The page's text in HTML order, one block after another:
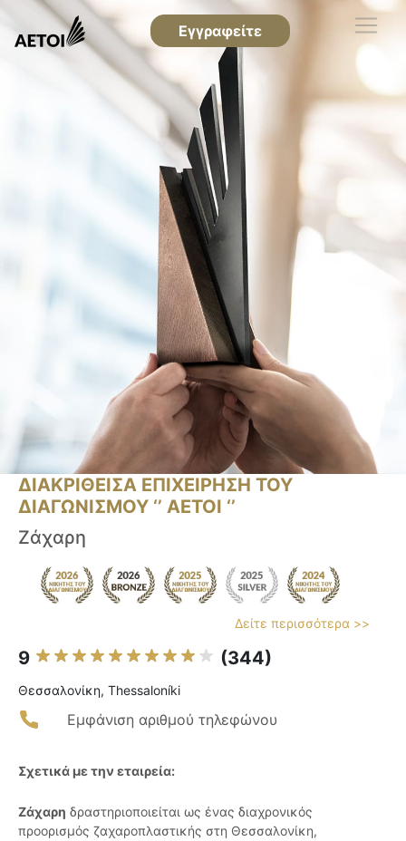
Εγγραφείτε
ΔΙΑΚΡΙΘΕΙΣΑ ΕΠΙΧΕΙΡΗΣΗ ΤΟΥ
ΔΙΑΓΩΝΙΣΜΟΥ ‘’ ΑΕΤΟΙ ‘’
Ζάχαρη
Δείτε περισσότερα >>
9 (344)
Θεσσαλονίκη, Thessaloníki
Εμφάνιση αριθμού τηλεφώνου
Σχετικά με την εταιρεία:
Ζάχαρη δραστηριοποιείται ως ένας διαχρονικός
προορισμός ζαχαροπλαστικής στη Θεσσαλονίκη,